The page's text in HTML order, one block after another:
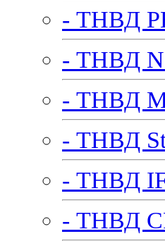
- ТНВД
- ТНВД
- ТНВД
- ТНВД
- ТНВД
- ТНВД